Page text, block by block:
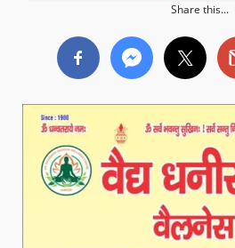
Share this...